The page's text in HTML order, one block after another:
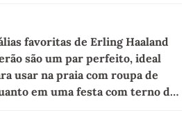
favoritas de Erling Haaland
são um par perfeito, ideal
usar na praia com roupa de
em uma festa com terno de